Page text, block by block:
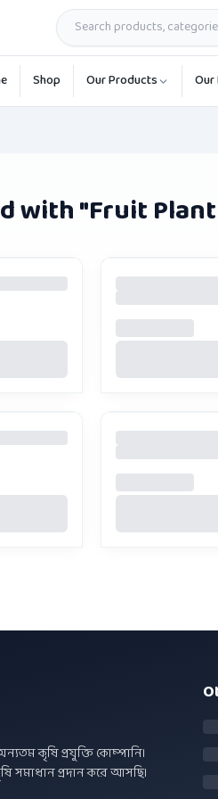
Shop Our Products Our
with "Fruit
কৃষি প্রযুক্তি কোম্পানি।
প্রদান করে আসছি।